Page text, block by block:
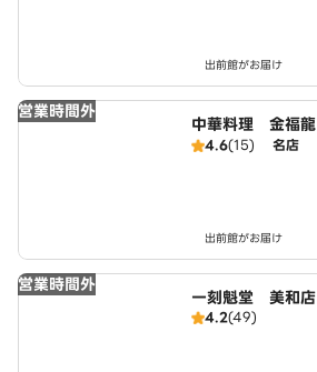
出前館がお届け
営業時間外
中華料理 金福龍
4.6(15) 名店
出前館がお届け
営業時間外
一刻魁堂 美和店
4.2(49)